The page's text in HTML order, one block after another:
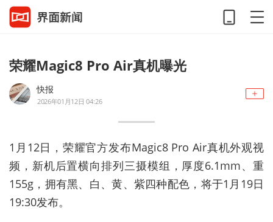
荣耀Magic8 Pro Air真机曝光
快报
2026年01月12日 04:26
1月12日，荣耀官方发布Magic8 Pro Air真机外观视
频，新机后置横向排列三摄模组，厚度6.1mm、重
155g，拥有黑、白、黄、紫四种配色，将于1月19日
19:30发布。